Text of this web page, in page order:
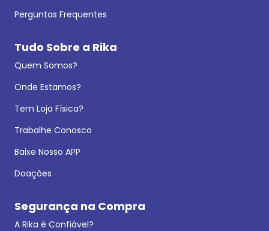
Perguntas Frequentes
Tudo Sobre a Rika
Quem Somos?
Onde Estamos?
Tem Loja Física?
Trabalhe Conosco
Baixe Nosso APP
Doações
Segurança na Compra
A Rika é Confiável?